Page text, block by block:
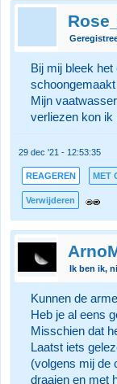
Bij mij bleek
schoongemaakt
Mijn
verliezen kon ik
29 dec '21 - 12:53:35
REAGEREN MET
Verwijderen
Ik ben ik,
Kunnen de
Heb je al eens
Misschien dat
Laatst iets
(volgens mij de
draaien en met